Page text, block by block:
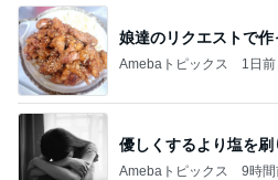
娘達のリクエストで
Amebaトピックス 1日前
優しくするより塩を刷
Amebaトピックス 9時